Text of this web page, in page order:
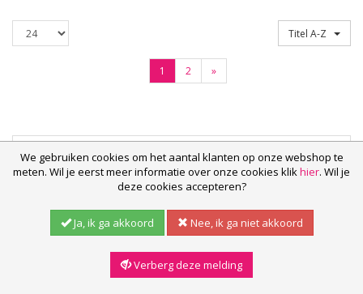
per
Sorteren op
1 2 »(Volgende)
Onze service
We gebruiken cookies om het aantal klanten op onze webshop te
meten. Wil je eerst meer informatie over onze cookies klikhier. Wil je
deze cookies accepteren?
Ja, ik ga akkoord Nee, ik ga niet akkoord
Verberg deze melding